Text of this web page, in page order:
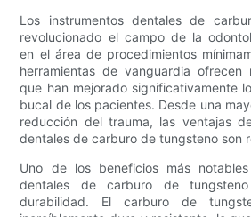
Los instrumentos dentales de
revolucionado el campo de la
en el área de procedimientos
herramientas de vanguardia ofrecen
que han mejorado significativamente
bucal de los pacientes. Desde una
reducción del trauma, las ventajas
dentales de carburo de tungsteno son
Uno de los beneficios más
dentales de carburo de
durabilidad. El carburo de